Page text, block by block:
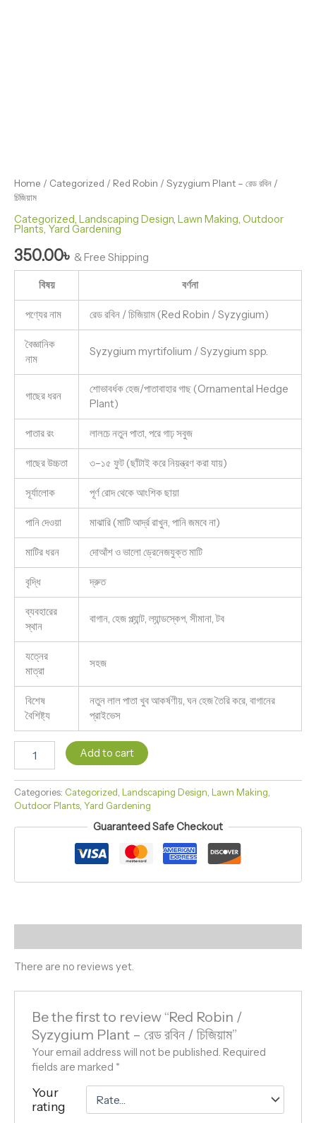
Home / Categorized / Red Robin / Syzygium Plant – রেড রবিন /
চিজিয়াম
Categorized, Landscaping Design, Lawn Making, Outdoor
Plants, Yard Gardening
350.00৳ & Free Shipping
বিষয় বর্ণনা
পণ্যের নাম রেড রবিন / চিজিয়াম (Red Robin / Syzygium)
বৈজ্ঞানিক
নাম
Syzygium myrtifolium / Syzygium spp.
গাছের ধরন
শোভাবর্ধক হেজ/পাতাবাহার গাছ (Ornamental Hedge
Plant)
পাতার রং লালচে নতুন পাতা, পরে গাঢ় সবুজ
গাছের উচ্চতা ৩–১৫ ফুট (ছাঁটাই করে নিয়ন্ত্রণ করা যায়)
সূর্যালোক পূর্ণ রোদ থেকে আংশিক ছায়া
পানি দেওয়া মাঝারি (মাটি আর্দ্র রাখুন, পানি জমবে না)
মাটির ধরন দোআঁশ ও ভালো ড্রেনেজযুক্ত মাটি
বৃদ্ধি দ্রুত
ব্যবহারের
স্থান
বাগান, হেজ প্ল্যান্ট, ল্যান্ডস্কেপ, সীমানা, টব
যত্নের
মাত্রা
সহজ
বিশেষ
বৈশিষ্ট্য
নতুন লাল পাতা খুব আকর্ষণীয়, ঘন হেজ তৈরি করে, বাগানের
প্রাইভেস
Add to cart
Categories: Categorized Landscaping Design Lawn Making
Outdoor Plants Yard Gardening
Guaranteed Safe Checkout
There are no reviews yet.
Be the first to review “Red Robin /
Syzygium Plant – রেড রবিন / চিজিয়াম”
Your email address will not be published. Required
fields are marked *
Your
rating